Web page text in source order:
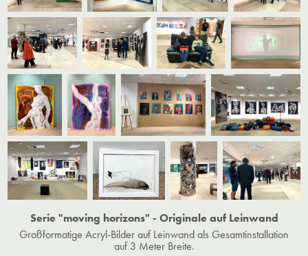
Serie "moving horizons" - Originale auf Leinwand
Großformatige Acryl-Bilder auf Leinwand als Gesamtinstallation
auf 3 Meter Breite.